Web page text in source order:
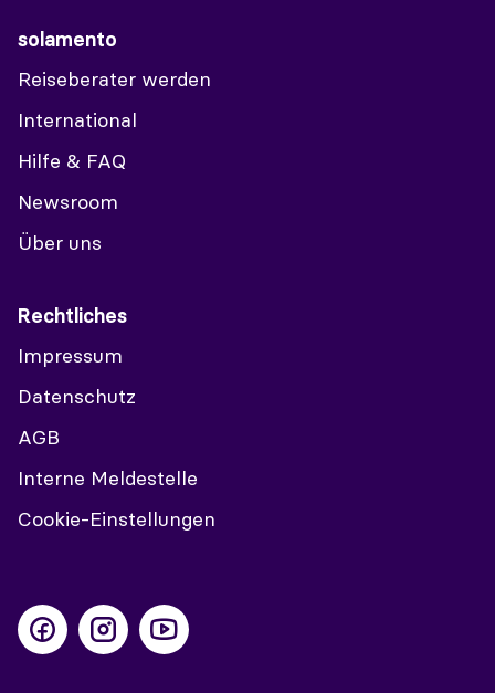
solamento
Reiseberater werden
International
Hilfe & FAQ
Newsroom
Über uns
Rechtliches
Impressum
Datenschutz
AGB
Interne Meldestelle
Cookie-Einstellungen